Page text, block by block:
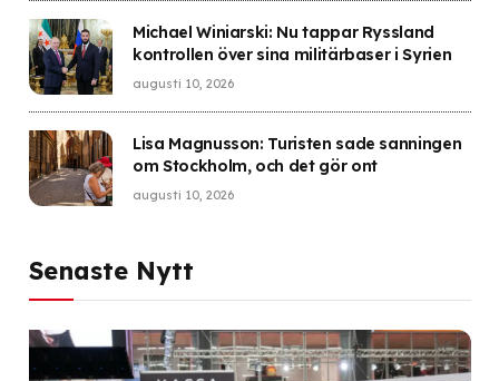
Michael Winiarski: Nu tappar Ryssland
kontrollen över sina militärbaser i Syrien
augusti 10, 2026
Lisa Magnusson: Turisten sade sanningen
om Stockholm, och det gör ont
augusti 10, 2026
Senaste Nytt